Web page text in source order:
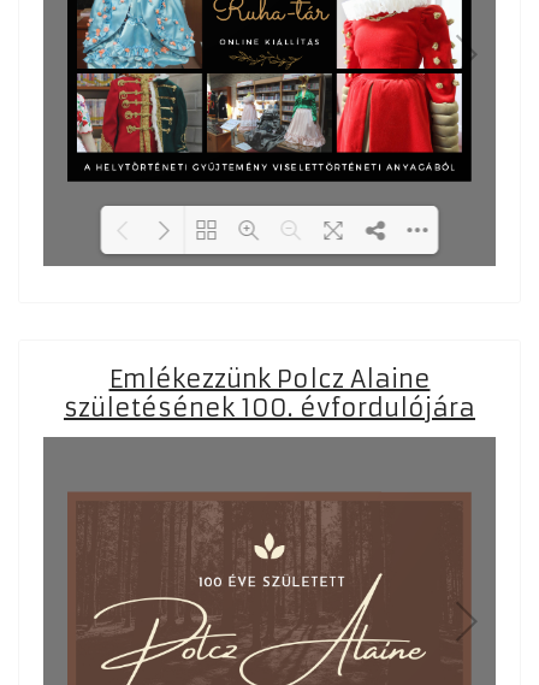
Emlékezzünk Polcz Alaine
születésének 100. évfordulójára